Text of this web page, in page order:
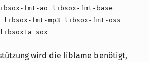
fmt-ao libsox-fmt-base
libsox-fmt-mp3 libsox-fmt-oss
sox
wird die liblame benötigt,